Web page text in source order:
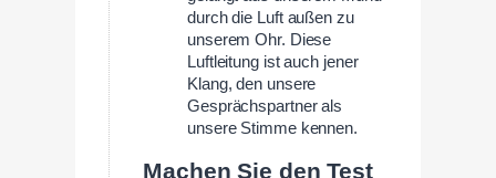
durch die Luft außen zu
unserem Ohr. Diese
Luftleitung ist auch jener
Klang, den unsere
Gesprächspartner als
unsere Stimme kennen.
Machen Sie den Test